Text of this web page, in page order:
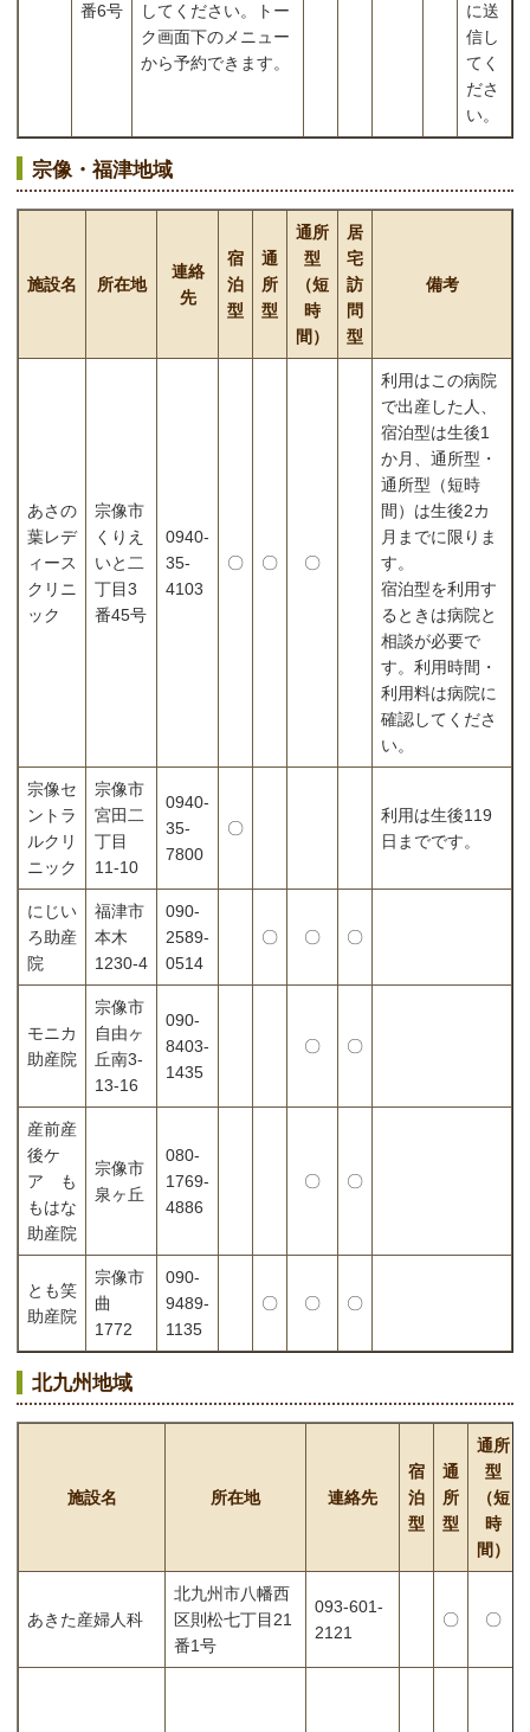
番6号
してください。トー
ク画面下のメニュー
から予約できます。
に送
信し
てく
ださ
い。
宗像・福津地域
施設名 所在地
連絡
先
宿
泊
型
通
所
型
通所
型
（短
時
間）
居
宅
訪
問
型
備考
あさの
葉レデ
ィース
クリニ
ック
宗像市
くりえ
いと二
丁目3
番45号
0940-
35-
4103
〇 〇 〇
利用はこの病院
で出産した人、
宿泊型は生後1
か月、通所型・
通所型（短時
間）は生後2カ
月までに限りま
す。
宿泊型を利用す
るときは病院と
相談が必要で
す。利用時間・
利用料は病院に
確認してくださ
い。
宗像セ
ントラ
ルクリ
ニック
宗像市
宮田二
丁目
11-10
0940-
35-
7800
〇
利用は生後119
日までです。
にじい
ろ助産
院
福津市
本木
1230-4
090-
2589-
0514
〇 〇 〇
モニカ
助産院
宗像市
自由ヶ
丘南3-
13-16
090-
8403-
1435
〇 〇
産前産
後ケ
ア も
もはな
助産院
宗像市
泉ヶ丘
080-
1769-
4886
〇 〇
とも笑
助産院
宗像市
曲
1772
090-
9489-
1135
〇 〇 〇
北九州地域
施設名 所在地 連絡先
宿
泊
型
通
所
型
通所
型
（短
時
間）
あきた産婦人科
北九州市八幡西
区則松七丁目21
番1号
093-601-
2121
〇 〇